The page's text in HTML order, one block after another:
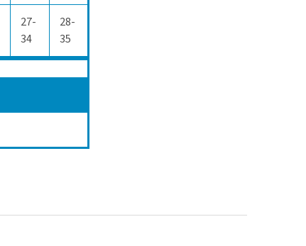
27-
34
28-
35